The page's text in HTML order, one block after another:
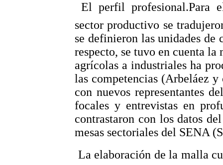
 El perfil
sector productivo se
se definieron las unidades
respecto, se tuvo en cuenta la
agrícolas a industriales ha
las competencias (Arbeláez
con nuevos representantes
focales y entrevistas en
contrastaron con los datos
mesas sectoriales del SENA
 La elaboración de la malla